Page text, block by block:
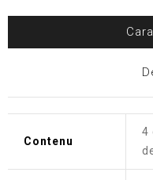
Contenu
4